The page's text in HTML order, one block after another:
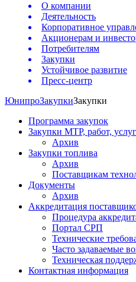
О компании
Деятельность
Корпоративное
Акционерам и
Потребителям
Закупки
Устойчивое развитие
Пресс-центр
ЮнипроЗакупкиЗакупки
Программа закупок
Закупки МТР, работ, услуг
Архив
Закупки топлива
Архив
Поставщикам
Документы
Архив
Аккредитация
Процедура
Портал СРП
Технические
Часто задаваемые
Техническая
Контактная информация